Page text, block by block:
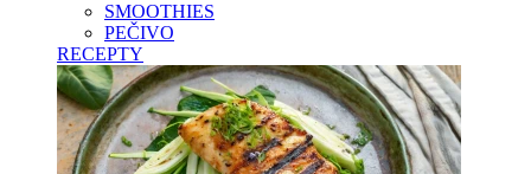
SMOOTHIES
PEČIVO
RECEPTY